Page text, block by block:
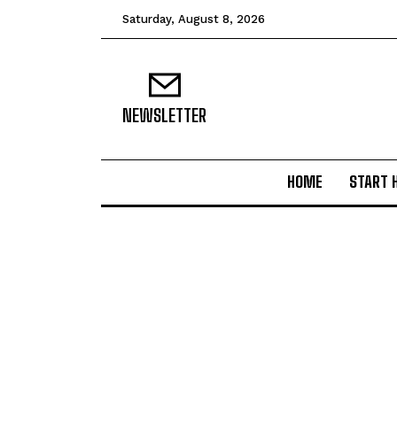
Saturday, August 8, 2026
NEWSLETTER
HOME START